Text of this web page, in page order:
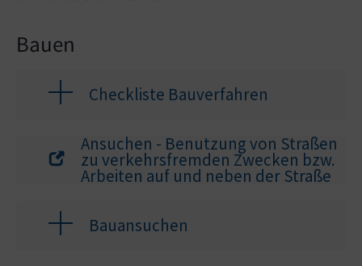
Bauen
Checkliste Bauverfahren
Ansuchen - Benutzung von Straßen
zu verkehrsfremden Zwecken bzw.
Arbeiten auf und neben der Straße
Bauansuchen